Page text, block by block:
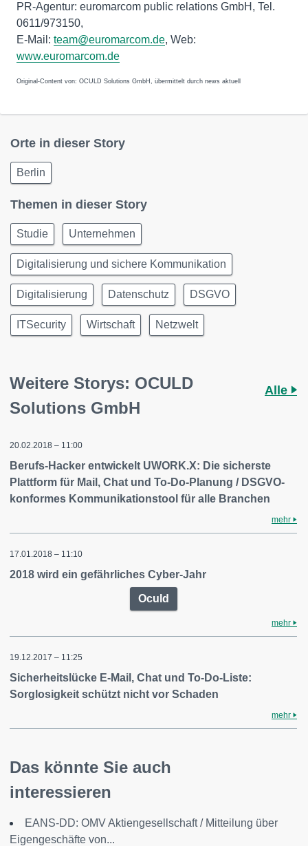
PR-Agentur: euromarcom public relations GmbH, Tel.
0611/973150,
E-Mail: team@euromarcom.de, Web:
www.euromarcom.de
Original-Content von: OCULD Solutions GmbH, übermittelt durch news aktuell
Orte in dieser Story
Berlin
Themen in dieser Story
Studie Unternehmen
Digitalisierung und sichere Kommunikation
Digitalisierung Datenschutz DSGVO
ITSecurity Wirtschaft Netzwelt
Weitere Storys: OCULD
Solutions GmbH
Alle
20.02.2018 – 11:00
Berufs-Hacker entwickelt UWORK.X: Die sicherste
Plattform für Mail, Chat und To-Do-Planung / DSGVO-
konformes Kommunikationstool für alle Branchen
mehr
17.01.2018 – 11:10
2018 wird ein gefährliches Cyber-Jahr
Oculd
mehr
19.12.2017 – 11:25
Sicherheitslücke E-Mail, Chat und To-Do-Liste:
Sorglosigkeit schützt nicht vor Schaden
mehr
Das könnte Sie auch
interessieren
EANS-DD: OMV Aktiengesellschaft / Mitteilung über
Eigengeschäfte von...